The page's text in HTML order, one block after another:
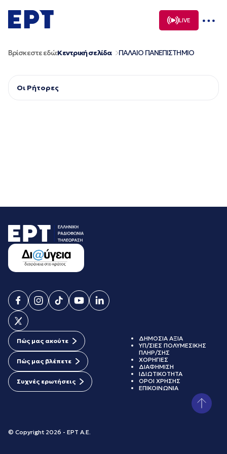
σε
περιεχόμενο
LIVE
Βρίσκεστε εδώ:Κεντρική σελίδα ΠΑΛΑΙΟ ΠΑΝΕΠΙΣΤΗΜΙΟ
Οι Ρήτορες
Πώς μας ακούτε
Πώς μας βλέπετε
Συχνές ερωτήσεις
© Copyright 2026 - ΕΡΤ Α.Ε.
ΔΗΜΟΣΙΑ ΑΞΙΑ
ΥΠ/ΣΙΕΣ ΠΟΛΥΜΕΣΙΚΗΣ
ΠΛΗΡ/ΣΗΣ
ΧΟΡΗΓΙΕΣ
ΔΙΑΦΗΜΙΣΗ
ΙΔΙΩΤΙΚΟΤΗΤΑ
ΟΡΟΙ ΧΡΗΣΗΣ
ΕΠΙΚΟΙΝΩΝΙΑ